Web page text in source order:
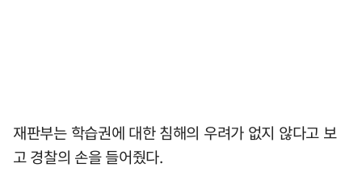
재판부는 학습권에 대한 침해의 우려가 없지 않다고 보
고 경찰의 손을 들어줬다.